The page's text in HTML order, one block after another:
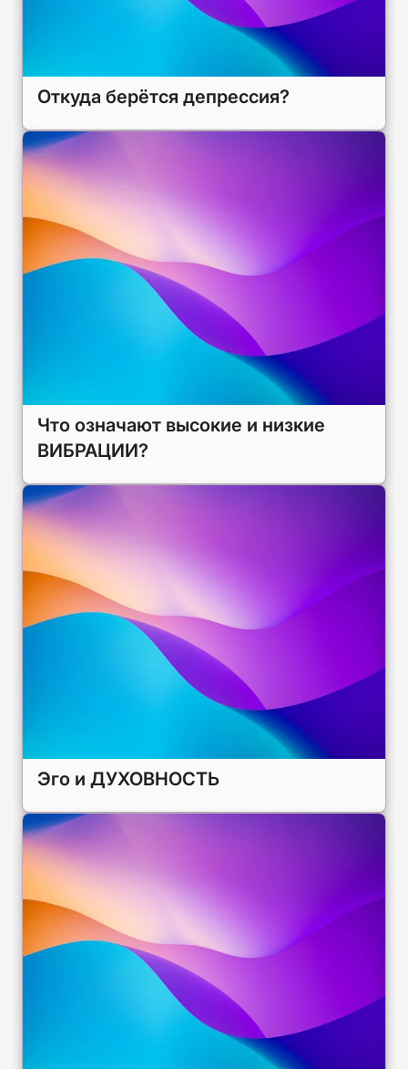
Откуда берётся депрессия?
Что означают высокие и низкие
ВИБРАЦИИ?
Эго и ДУХОВНОСТЬ